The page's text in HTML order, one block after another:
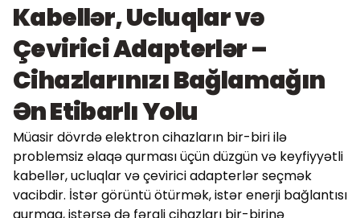
Kabellər, Ucluqlar və
Çevirici Adapterlər –
Cihazlarınızı Bağlamağın
Ən Etibarlı Yolu
Müasir dövrdə elektron cihazların bir-biri ilə
problemsiz əlaqə qurması üçün düzgün və keyfiyyətli
kabellər, ucluqlar və çevirici adapterlər seçmək
vacibdir. İstər görüntü ötürmək, istər enerji bağlantısı